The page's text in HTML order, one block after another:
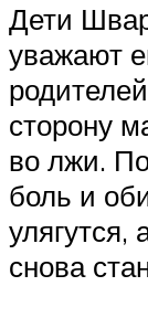
Дети
уважают
сторону
во лжи.
боль и
улягутся,
снова